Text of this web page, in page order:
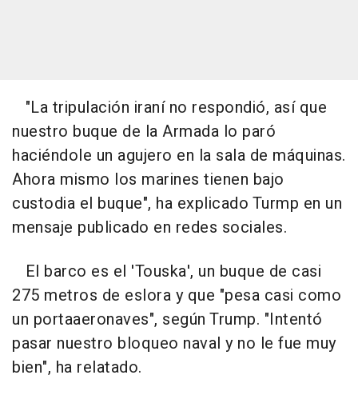
"La tripulación iraní no respondió, así que
nuestro buque de la Armada lo paró
haciéndole un agujero en la sala de máquinas.
Ahora mismo los marines tienen bajo
custodia el buque", ha explicado Turmp en un
mensaje publicado en redes sociales.
El barco es el 'Touska', un buque de casi
275 metros de eslora y que "pesa casi como
un portaaeronaves", según Trump. "Intentó
pasar nuestro bloqueo naval y no le fue muy
bien", ha relatado.